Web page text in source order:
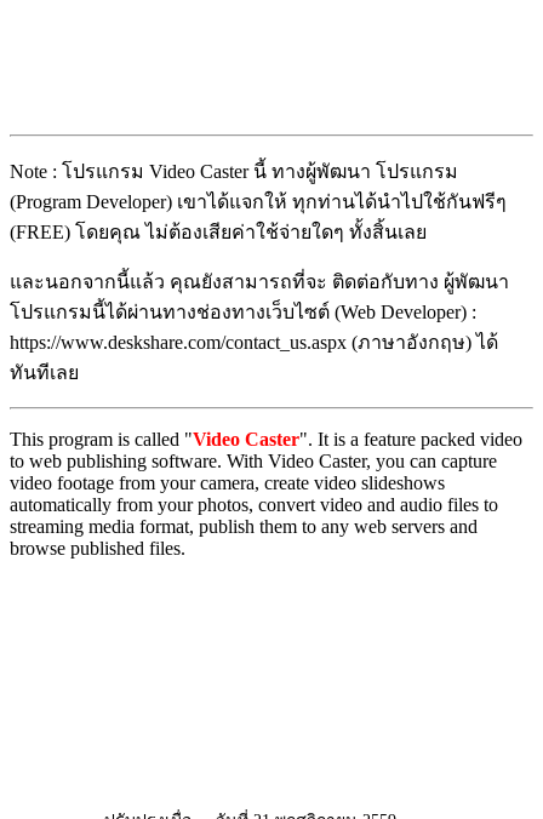
Note : โปรแกรม Video Caster นี้ ทางผู้พัฒนา โปรแกรม
(Program Developer) เขาได้แจกให้ ทุกท่านได้นำไปใช้กันฟรีๆ
(FREE) โดยคุณ ไม่ต้องเสียค่าใช้จ่ายใดๆ ทั้งสิ้นเลย
และนอกจากนี้แล้ว คุณยังสามารถที่จะ ติดต่อกับทาง ผู้พัฒนา
โปรแกรมนี้ได้ผ่านทางช่องทางเว็บไซต์ (Web Developer) :
https://www.deskshare.com/contact_us.aspx (ภาษาอังกฤษ) ได้
ทันทีเลย
This program is called "Video Caster". It is a feature packed video
to web publishing software. With Video Caster, you can capture
video footage from your camera, create video slideshows
automatically from your photos, convert video and audio files to
streaming media format, publish them to any web servers and
browse published files.